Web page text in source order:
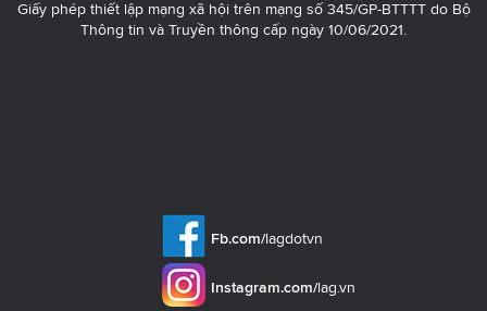
Giấy phép thiết lập mạng xã hội trên mạng số 345/GP-BTTTT do Bộ
Thông tin và Truyền thông cấp ngày 10/06/2021.
Fb.com/lagdotvn
Instagram.com/lag.vn